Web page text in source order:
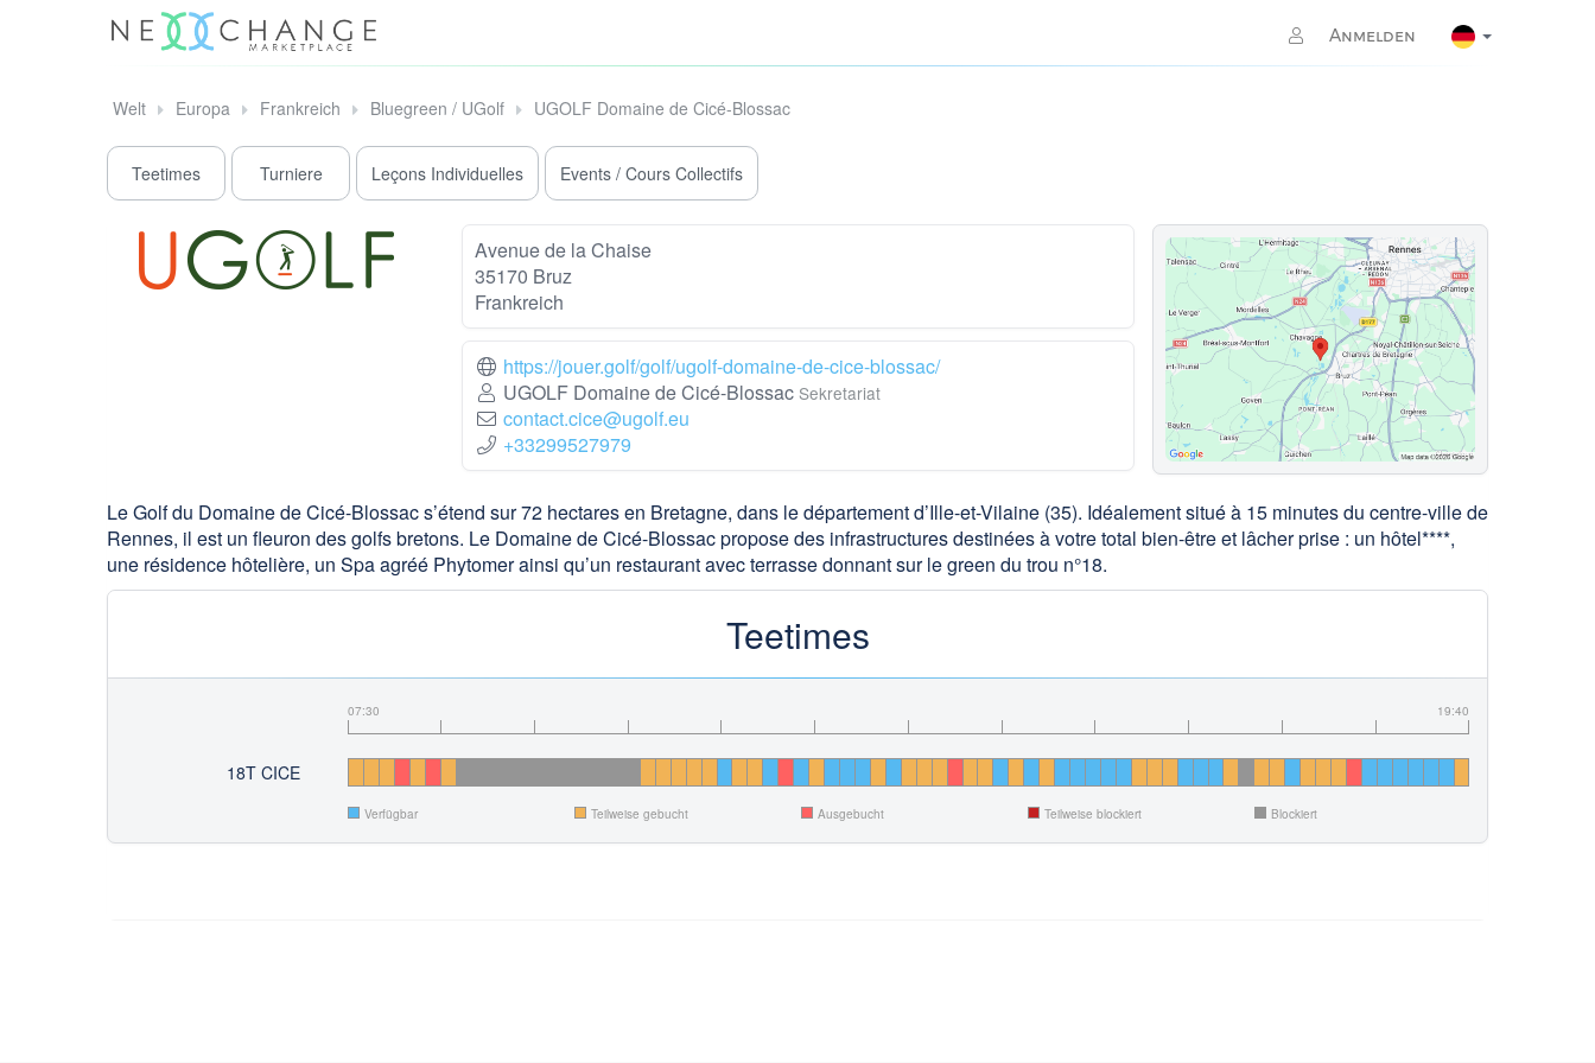
Anmelden
Welt Europa Frankreich Bluegreen / UGolf UGOLF Domaine de Cicé-Blossac
Teetimes Turniere Leçons Individuelles Events / Cours Collectifs
Avenue de la Chaise
35170 Bruz
Frankreich
https://jouer.golf/golf/ugolf-domaine-de-cice-blossac/
UGOLF Domaine de Cicé-Blossac Sekretariat
contact.cice@ugolf.eu
+33299527979
Le Golf du Domaine de Cicé-Blossac s’étend sur 72 hectares en Bretagne, dans le département d’Ille-et-Vilaine (35). Idéalement situé à 15 minutes du centre-ville de
Rennes, il est un fleuron des golfs bretons. Le Domaine de Cicé-Blossac propose des infrastructures destinées à votre total bien-être et lâcher prise : un hôtel****,
une résidence hôtelière, un Spa agréé Phytomer ainsi qu’un restaurant avec terrasse donnant sur le green du trou n°18.
Teetimes
07:30 19:40
18T CICE
Verfügbar Teilweise gebucht Ausgebucht Teilweise blockiert Blockiert